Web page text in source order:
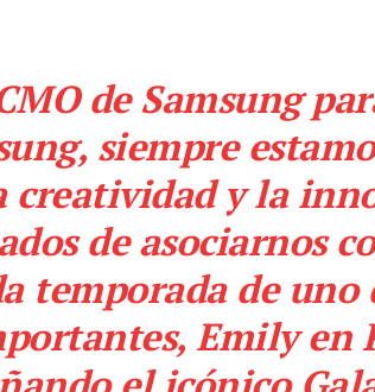
de Samsung
siempre
creatividad y la
de asociarnos
temporada de uno
Emily en